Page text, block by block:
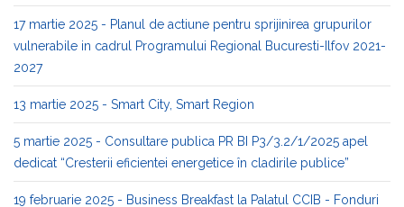
17 martie 2025 - Planul de actiune pentru sprijinirea grupurilor
vulnerabile in cadrul Programului Regional Bucuresti-Ilfov 2021-
2027
13 martie 2025 - Smart City, Smart Region
5 martie 2025 - Consultare publica PR BI P3/3.2/1/2025 apel
dedicat “Cresterii eficientei energetice în cladirile publice”
19 februarie 2025 - Business Breakfast la Palatul CCIB - Fonduri